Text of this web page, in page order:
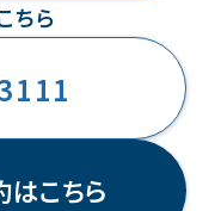
ちら
こちら